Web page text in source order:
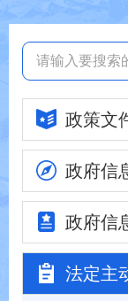
政策文
政府信
政府信
法定主